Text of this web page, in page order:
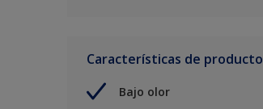
Características de producto
Bajo olor